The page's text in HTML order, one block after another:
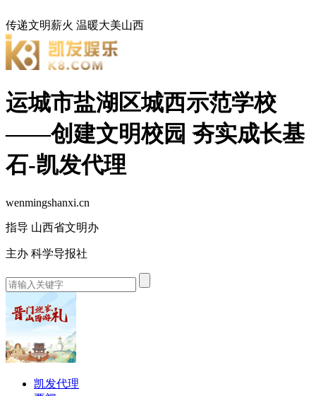
传递文明薪火 温暖大美山西
运城市盐湖区城西示范学校
——创建文明校园 夯实成长基
石-凯发代理
wenmingshanxi.cn
指导 山西省文明办
主办 科学导报社
凯发代理